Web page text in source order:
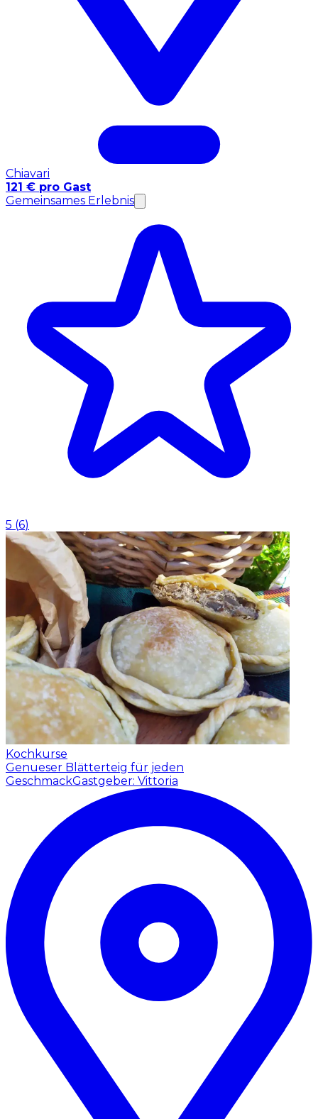
Chiavari
121 € pro Gast
Gemeinsames Erlebnis
5 (6)
Kochkurse
Genueser Blätterteig für jeden
GeschmackGastgeber: Vittoria